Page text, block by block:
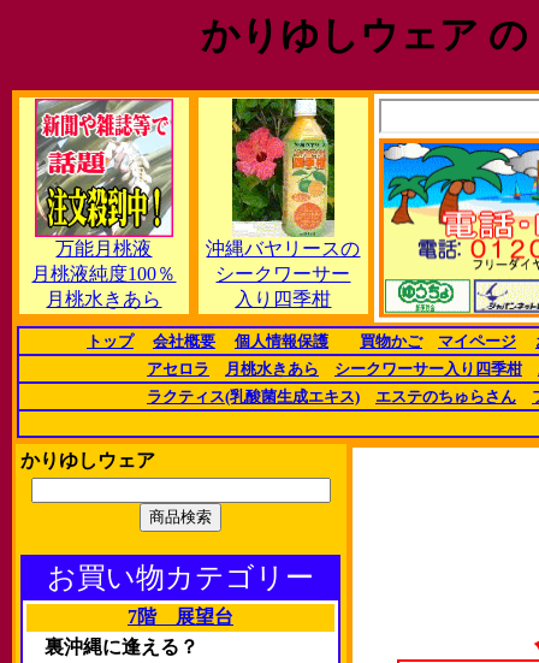
かりゆしウェア
万能月桃液
月桃液純度100％
月桃水きあら
沖縄バヤリースの
シークワーサー
入り四季柑
トップ 会社概要 個人情報保護 買物かご マイページ
アセロラ
月桃水きあら シークワーサー入り四季柑
ラクティス(乳酸菌生成エキス)
エステのちゅらさん
かりゆしウェア
お買い物カテゴリー
7階 展望台
裏沖縄に逢える？